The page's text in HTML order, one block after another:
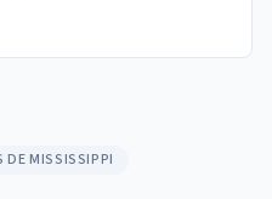
DE MISSISSIPPI